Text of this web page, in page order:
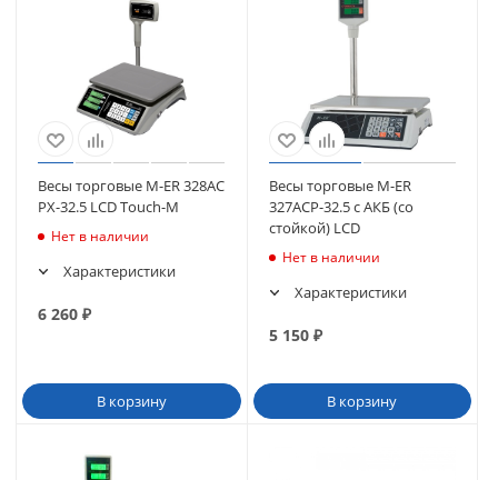
Весы торговые M-ER 328AC
PX-32.5 LCD Touch-M
Нет в наличии
Характеристики
6 260 ₽
В корзину
Весы торговые M-ER
327АСP-32.5 с АКБ (со
стойкой) LCD
Нет в наличии
Характеристики
5 150₽
В корзину